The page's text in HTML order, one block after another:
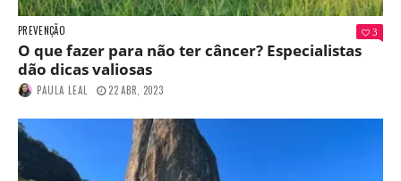
PREVENÇÃO 3
O que fazer para não ter câncer? Especialistas
dão dicas valiosas
PAULA LEAL 22 ABR, 2023